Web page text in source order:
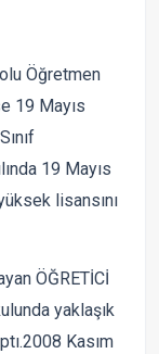
Öğretmen
19 Mayıs
19 Mayıs
lisansını
ÖĞRETİCİ
yaklaşık
Kasım